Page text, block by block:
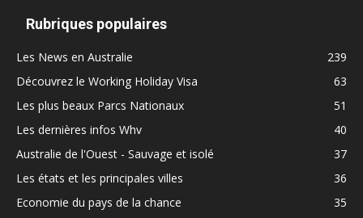
Rubriques populaires
Les News en Australie
239
Découvrez le Working Holiday Visa
63
Les plus beaux Parcs Nationaux
51
Les dernières infos Whv
40
Australie de l'Ouest - Sauvage et isolé
37
Les états et les principales villes
36
Economie du pays de la chance
35